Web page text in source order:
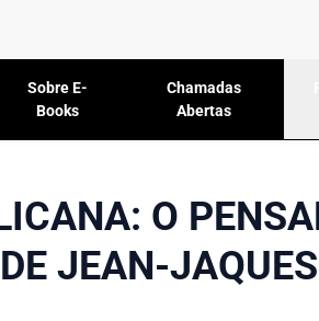
Sobre E-
Books
Chamadas
Abertas
O
JEAN-